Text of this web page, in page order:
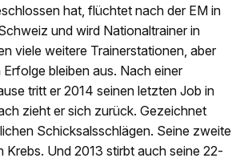
hat, flüchtet nach der EM in
und wird Nationaltrainer in
viele weitere Trainerstationen, aber
bleiben aus. Nach einer
tritt er 2014 seinen letzten Job in
zieht er sich zurück. Gezeichnet
Schicksalsschlägen. Seine zweite
Krebs. Und 2013 stirbt auch seine 22-